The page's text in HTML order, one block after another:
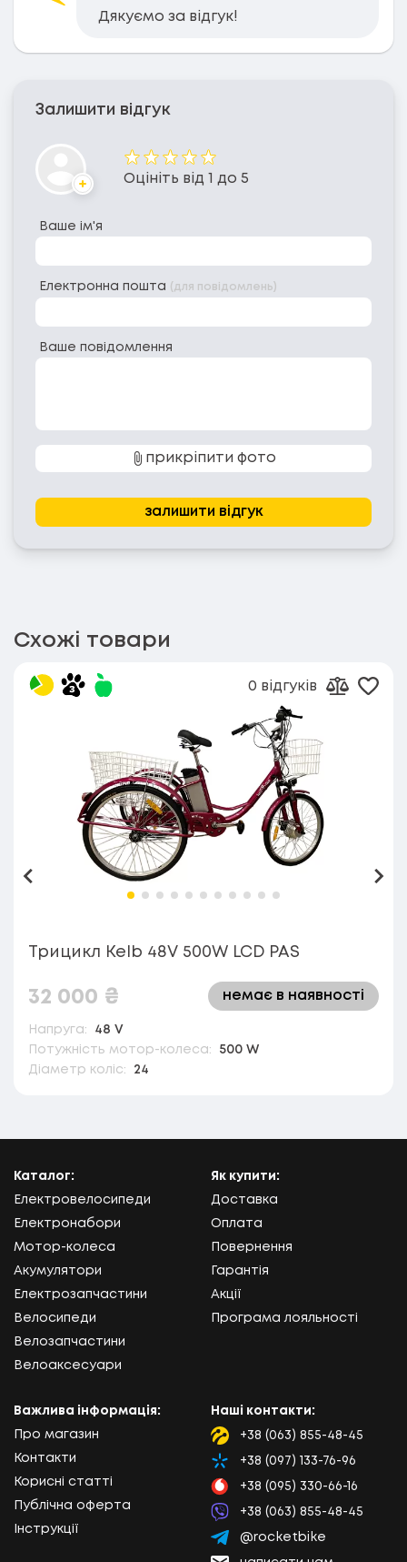
Дякуємо за відгук!
Залишити відгук
Аватар
Оцінка
Оцініть від 1 до 5
Ваше ім'я
Електронна пошта (для повідомлень)
Ваше повідомлення
прикріпити фото
залишити відгук
Схожі товари
Назад
Трицикл Kelb 48V 500W LCD PAS
32 000 ₴ немає в наявності
0 відгуків
Додати
Напруга:
48 V
Потужність мотор-колеса:
500 W
Діаметр коліс:
24
Каталог:
Електровелосипеди
Електронабори
Мотор-колеса
Акумулятори
Електрозапчастини
Велосипеди
Велозапчастини
Велоаксесуари
Як купити:
Доставка
Оплата
Повернення
Гарантія
Акції
Програма лояльності
Важлива інформація:
Про магазин
Контакти
Корисні статті
Публічна оферта
Інструкції
Наші контакти:
Lifecell
+38 (063) 855-48-45
Kyivstar
+38 (097) 133-76-96
Vodafone
+38 (095) 330-66-16
Viber
+38 (063) 855-48-45
Telegram
@rocketbike